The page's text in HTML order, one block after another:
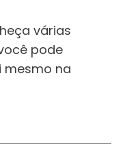
várias
pode
mesmo na